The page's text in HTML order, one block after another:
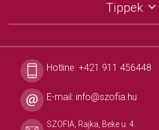
Tippek
Hotline: +421 911 456448
E-mail: info@szofia.hu
SZOFIA, Rajka, Beke u. 4.